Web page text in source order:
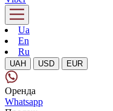
Ua
En
Ru
UAH USD EUR
Оренда
Whatsapp